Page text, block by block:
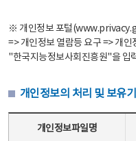
※ 개인정보 포털
=> 개인정보 열람등 요구 => 개인
"한국지능정보사회진흥원"을 입
개인정보의 처리 및 보유
개인정보파일명